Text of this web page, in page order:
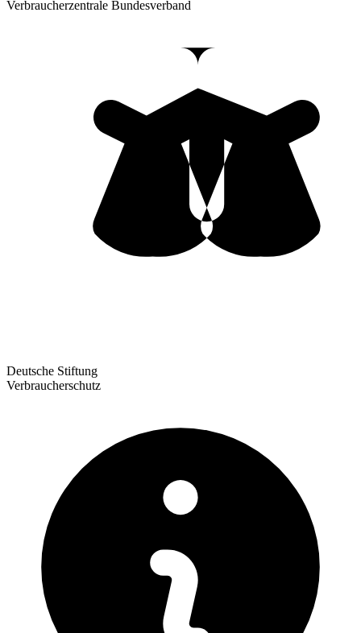
Verbraucherzentrale Bundesverband
Deutsche Stiftung
Verbraucherschutz